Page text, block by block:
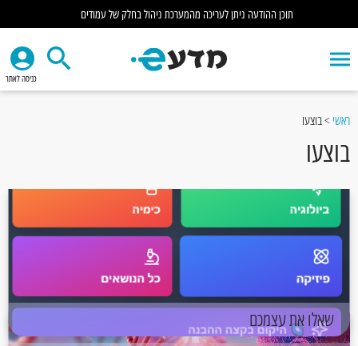
תוכן ההודעה ניתן לעריכה מהמערכת ניהול בחלק של עמודים
כניסה לאתר
ראשי >בוצעו
בוצעו
שאלו את עצמכם